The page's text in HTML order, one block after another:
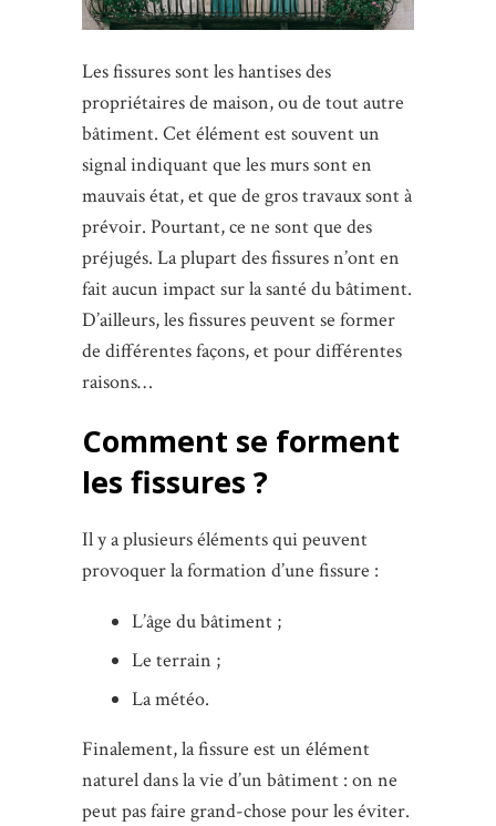
Les fissures sont les hantises des
propriétaires de maison, ou de tout autre
bâtiment. Cet élément est souvent un
signal indiquant que les murs sont en
mauvais état, et que de gros travaux sont à
prévoir. Pourtant, ce ne sont que des
préjugés. La plupart des fissures n’ont en
fait aucun impact sur la santé du bâtiment.
D’ailleurs, les fissures peuvent se former
de différentes façons, et pour différentes
raisons…
Comment se forment
les fissures ?
Il y a plusieurs éléments qui peuvent
provoquer la formation d’une fissure :
L’âge du bâtiment ;
Le terrain ;
La météo.
Finalement, la fissure est un élément
naturel dans la vie d’un bâtiment : on ne
peut pas faire grand-chose pour les éviter.